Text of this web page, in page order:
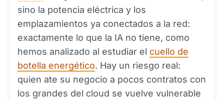
sino la potencia eléctrica y los
emplazamientos ya conectados a la red:
exactamente lo que la IA no tiene, como
hemos analizado al estudiar el cuello de
botella energético. Hay un riesgo real:
quien ate su negocio a pocos contratos con
los grandes del cloud se vuelve vulnerable